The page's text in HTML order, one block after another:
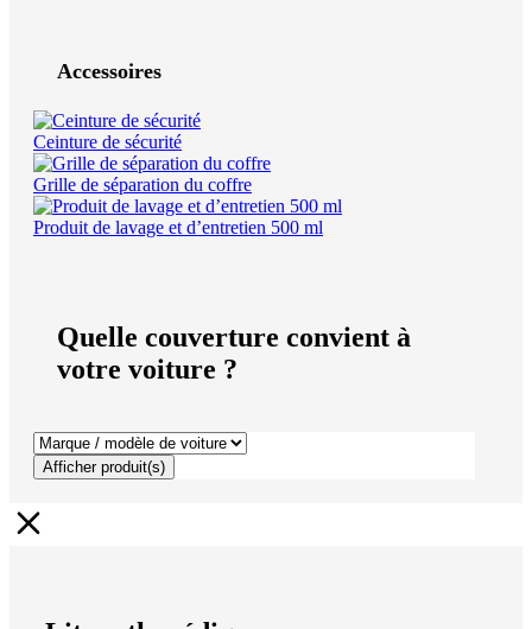
Accessoires
Ceinture de sécurité
Grille de séparation du coffre
Produit de lavage et d’entretien 500 ml
Quelle couverture convient à
votre voiture ?
Afficher produit(s)